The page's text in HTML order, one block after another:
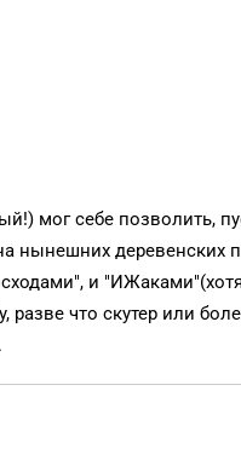
мог себе позволить,
нынешних деревенских
и
разве что скутер или